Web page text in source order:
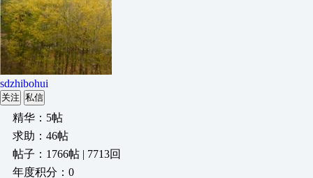
sdzhibohui
关注 私信
精华：5帖
求助：46帖
帖子：1766帖 | 7713回
年度积分：0